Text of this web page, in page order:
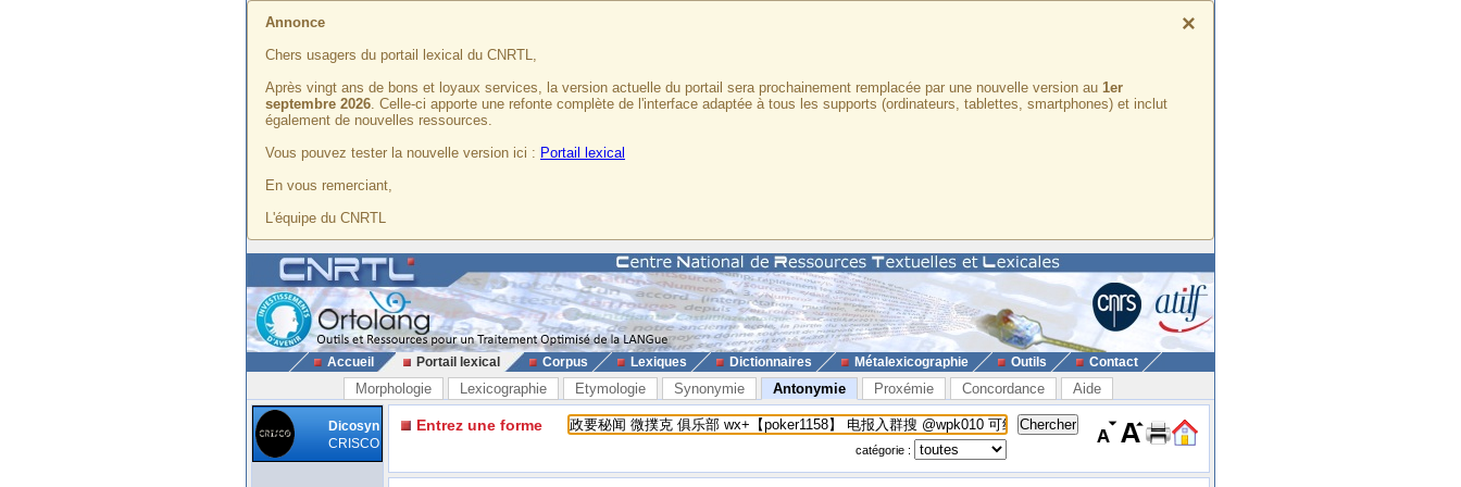
×
Annonce
Chers usagers du portail lexical du CNRTL,
Après vingt ans de bons et loyaux services, la version actuelle du portail sera prochainement remplacée par une nouvelle version au 1er
septembre 2026. Celle-ci apporte une refonte complète de l'interface adaptée à tous les supports (ordinateurs, tablettes, smartphones) et inclut
également de nouvelles ressources.
Vous pouvez tester la nouvelle version ici : Portail lexical
En vous remerciant,
L'équipe du CNRTL
Accueil Portail lexical Corpus Lexiques Dictionnaires Métalexicographie Outils Contact
Morphologie Lexicographie Etymologie Synonymie Antonymie Proxémie Concordance Aide
Dicosyn
CRISCO
Entrez une forme
catégorie :